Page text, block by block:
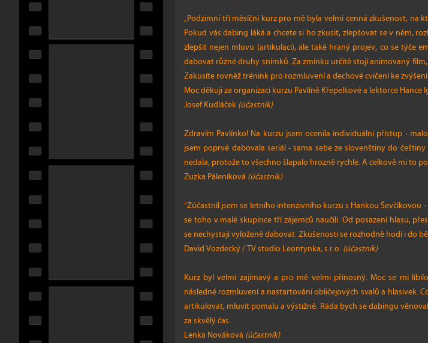
„Podzimní tří měsíční kurz pro mě byla velmi cenná zkušenost, na
Pokud vás dabing láká a chcete si ho zkusit, zlepšovat se v něm,
zlepšit nejen mluvu (artikulaci), ale také hraný projev, co se týče
dabovat různé druhy snímků. Za zmínku určitě stojí animovaný
Zakusíte rovněž trénink pro rozmluvení a dechové cvičení ke
Moc děkuji za organizaci kurzu Pavlíně Křepelkové a lektorce Hance
Josef Kudláček(účastník)
Zdravím Pavlínko! Na kurzu jsem ocenila individuální přístup -
jsem poprvé dabovala seriál - sama sebe ze slovenštiny do
nedala, protože to všechno šlapalo hrozně rychle. A celkově mi to
Zuzka Páleníková (účastník)
"Zúčastnil jsem se letního intenzivního kurzu s Hankou
se toho v malé skupince tří zájemců naučili. Od posazení hlasu,
se nechystají vyloženě dabovat. Zkušenosti se rozhodně hodí i do
David Vozdecký / TV studio Leontynka, s.r.o.(účastník)
Kurz byl velmi zajímavý a pro mě velmi přínosný. Moc se mi
následné rozmluvení a nastartování obličejových svalů a hlasivek.
artikulovat, mluvit pomalu a výstižně. Ráda bych se dabingu
za skvělý čas.
Lenka Nováková (účastník)